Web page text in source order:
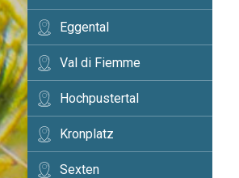
Eggental
Val di Fiemme
Hochpustertal
Kronplatz
Sexten